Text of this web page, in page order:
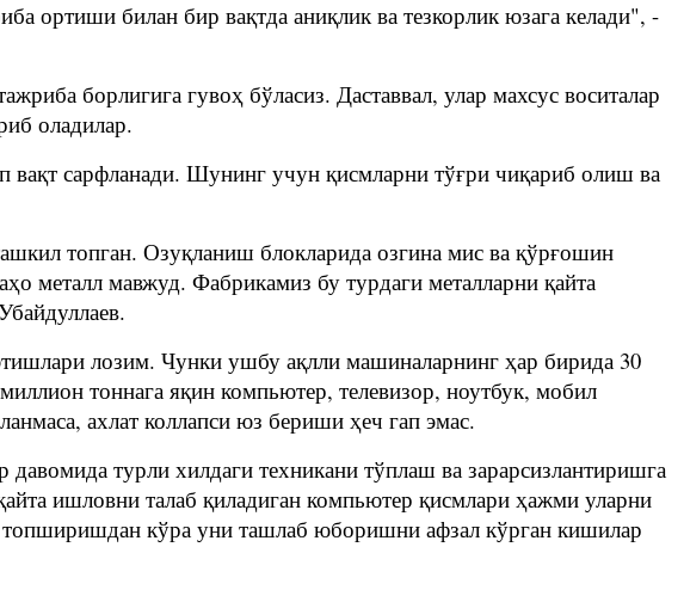
ортиши билан бир вақтда аниқлик ва тезкорлик юзага келади", -
борлигига гувоҳ бўласиз. Даставвал, улар махсус воситалар
оладилар.
вақт сарфланади. Шунинг учун қисмларни тўғри чиқариб олиш ва
топган. Озуқланиш блокларида озгина мис ва қўрғошин
металл мавжуд. Фабрикамиз бу турдаги металларни қайта
лозим. Чунки ушбу ақлли машиналарнинг ҳар бирида 30
тоннага яқин компьютер, телевизор, ноутбук, мобил
ахлат коллапси юз бериши ҳеч гап эмас.
турли хилдаги техникани тўплаш ва зарарсизлантиришга
ишловни талаб қиладиган компьютер қисмлари ҳажми уларни
кўра уни ташлаб юборишни афзал кўрган кишилар